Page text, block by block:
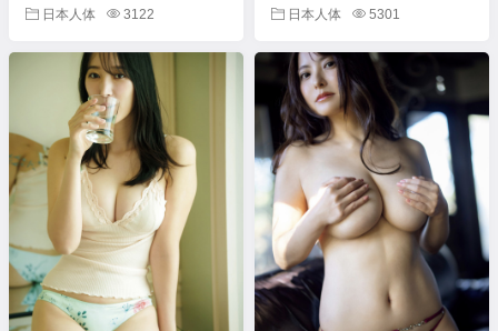
2025.06.06-13 (フライデ
日本人体 3122
(フライデー 2025年6月
日本人体 5301